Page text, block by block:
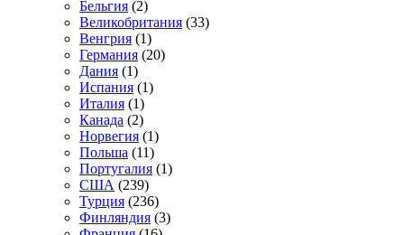
Бельгия (2)
Великобритания (33)
Венгрия (1)
Германия (20)
Дания (1)
Испания (1)
Италия (1)
Канада (2)
Норвегия (1)
Польша (11)
Португалия (1)
США (239)
Турция (236)
Финляндия (3)